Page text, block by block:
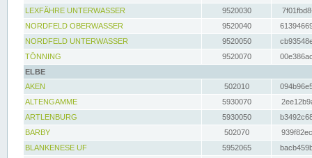
LEXFÄHRE UNTERWASSER
9520030
NORDFELD OBERWASSER
9520040
NORDFELD UNTERWASSER
9520050
TÖNNING
9520070
ELBE
AKEN
502010
ALTENGAMME
5930070
ARTLENBURG
5930050
BARBY
502070
BLANKENESE UF
5952065